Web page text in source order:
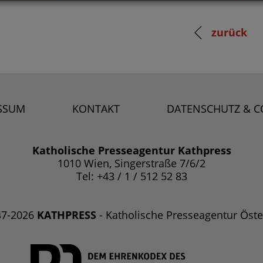
zurück
KONTAKT DATENSCHUTZ &
Katholische Presseagentur Kathpress
1010 Wien, Singerstraße 7/6/2
Tel: +43 / 1 / 512 52 83
2026 KATHPRESS - Katholische Presseagentur